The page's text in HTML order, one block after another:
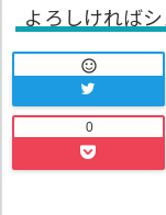
よろしければ

0